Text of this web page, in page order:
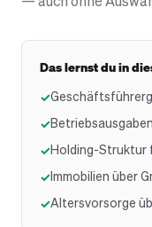
Das lernst du in
✓
✓
✓Holding-Struktur
✓Immobilien über
✓Altersvorsorge